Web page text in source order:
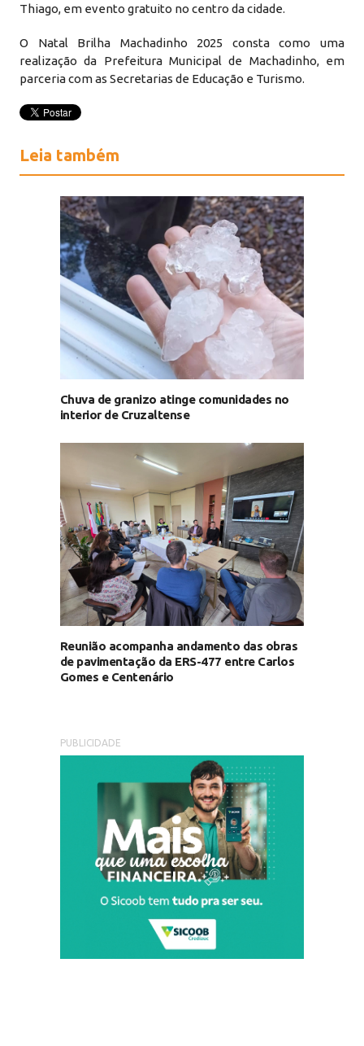
Thiago, em evento gratuito no centro da cidade.
O Natal Brilha Machadinho 2025 consta como uma
realização da Prefeitura Municipal de Machadinho, em
parceria com as Secretarias de Educação e Turismo.
Leia também
Chuva de granizo atinge comunidades no
interior de Cruzaltense
Reunião acompanha andamento das obras
de pavimentação da ERS-477 entre Carlos
Gomes e Centenário
PUBLICIDADE